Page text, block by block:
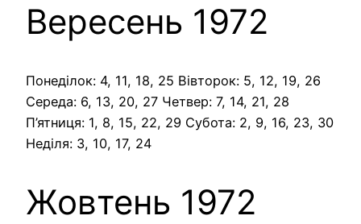
Вересень 1972
Понеділок: 4, 11, 18, 25 Вівторок: 5, 12, 19, 26
Середа: 6, 13, 20, 27 Четвер: 7, 14, 21, 28
П’ятниця: 1, 8, 15, 22, 29 Субота: 2, 9, 16, 23, 30
Неділя: 3, 10, 17, 24
Жовтень 1972